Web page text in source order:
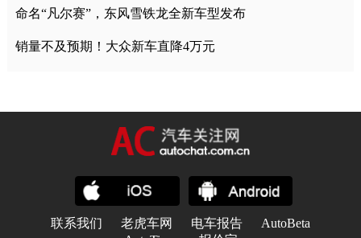
命名“凡尔赛”，东风雪铁龙全新车型发布
销量不及预期！大众新车直降4万元
联系我们 老虎车网 电车报告
AutoBeta